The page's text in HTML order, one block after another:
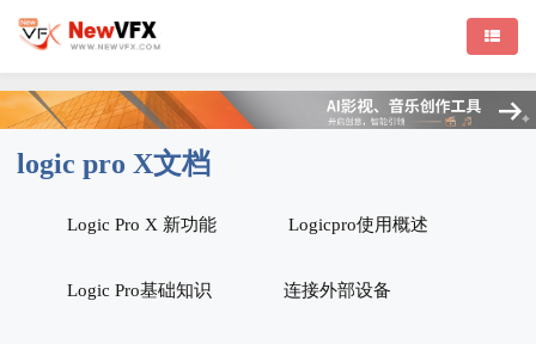
logic pro X文档
Logic Pro X 新功能 Logicpro使用概述
Logic Pro基础知识 连接外部设备